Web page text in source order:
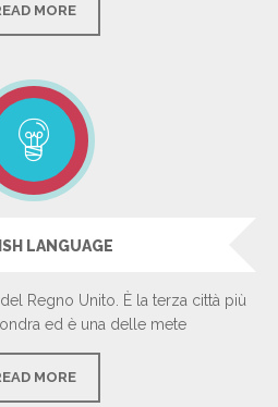
MORE
LANGUAGE
Regno Unito. È la terza città più
ed è una delle mete
MORE